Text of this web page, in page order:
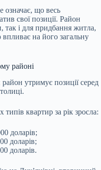
означає, що весь
свої позиції. Район
так і для придбання житла,
на його загальну
районі
утримує позиції серед
типів квартир за рік зросла:
доларів;
доларів;
доларів.